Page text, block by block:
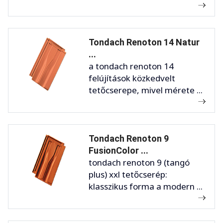
Tondach Renoton 14 Natur
...
a tondach renoton 14
felújítások közkedvelt
tetőcserepe, mivel mérete ...
Tondach Renoton 9
FusionColor ...
tondach renoton 9 (tangó
plus) xxl tetőcserép:
klasszikus forma a modern ...